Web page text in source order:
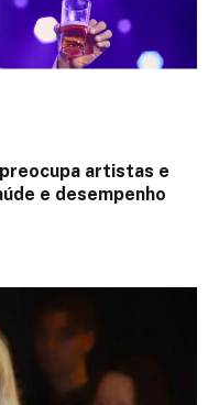
artistas e
e desempenho